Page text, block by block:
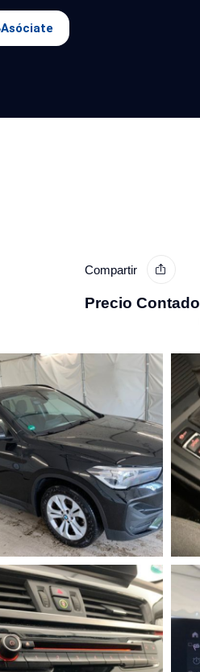
Asóciate
Compartir
Precio Contado